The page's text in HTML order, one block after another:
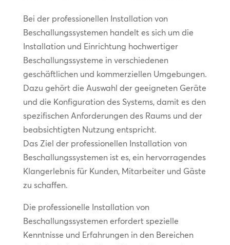
Bei der professionellen Installation von
Beschallungssystemen handelt es sich um die
Installation und Einrichtung hochwertiger
Beschallungssysteme in verschiedenen
geschäftlichen und kommerziellen Umgebungen.
Dazu gehört die Auswahl der geeigneten Geräte
und die Konfiguration des Systems, damit es den
spezifischen Anforderungen des Raums und der
beabsichtigten Nutzung entspricht.
Das Ziel der professionellen Installation von
Beschallungssystemen ist es, ein hervorragendes
Klangerlebnis für Kunden, Mitarbeiter und Gäste
zu schaffen.
Die professionelle Installation von
Beschallungssystemen erfordert spezielle
Kenntnisse und Erfahrungen in den Bereichen